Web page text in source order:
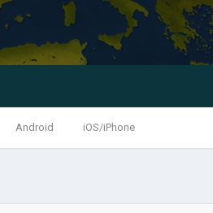
Android iOS/iPhone